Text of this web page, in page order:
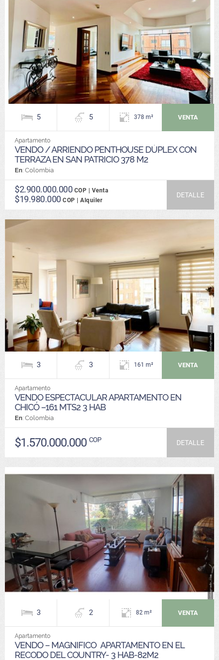
5 5 378 m² VENTA
Apartamento
VENDO / ARRIENDO PENTHOUSE DÚPLEX CON
TERRAZA EN SAN PATRICIO 378 M2
En: Colombia
$2.900.000.000 COP | Venta
$19.980.000 COP | Alquiler
DETALLE
3 3 161 m² VENTA
Apartamento
VENDO ESPECTACULAR APARTAMENTO EN
CHICÓ –161 MTS2 3 HAB
En: Colombia
$1.570.000.000 COP DETALLE
3 2 82 m² VENTA
Apartamento
VENDO – MAGNIFICO APARTAMENTO EN EL
RECODO DEL COUNTRY- 3 HAB-82M2